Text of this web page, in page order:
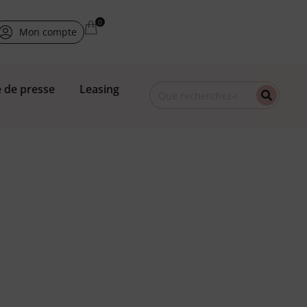
Mon compte
de presse
Leasing